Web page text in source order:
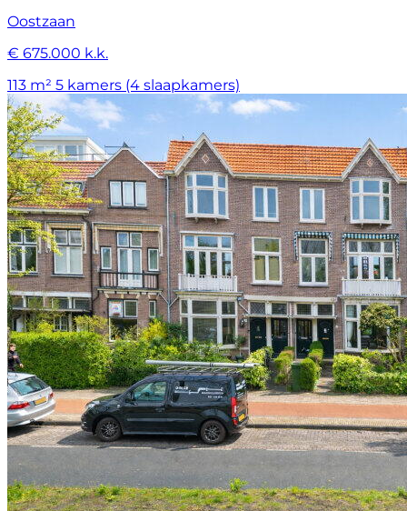
Oostzaan
€ 675.000 k.k.
113 m² 5 kamers (4 slaapkamers)